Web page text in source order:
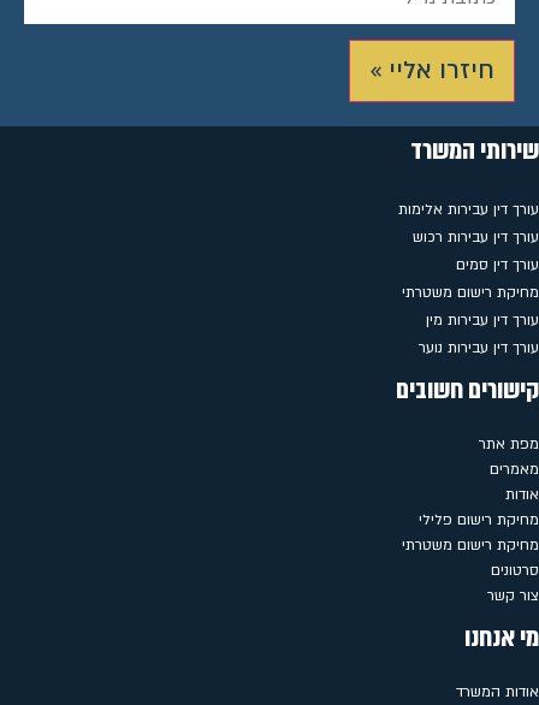
חיזרו אליי »
שירותי המשרד
עורך דין עבירות אלימות
עורך דין עבירות רכוש
עורך דין סמים
מחיקת רישום משטרתי
עורך דין עבירות מין
עורך דין עבירות נוער
קישורים חשובים
מפת אתר
מאמרים
אודות
מחיקת רישום פלילי
מחיקת רישום משטרתי
סרטונים
צור קשר
מי אנחנו
אודות המשרד